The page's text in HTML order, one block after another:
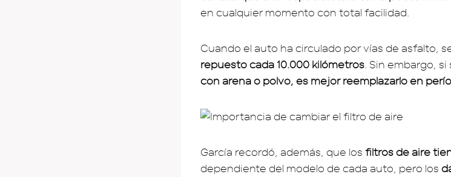
en cualquier momento con total facilidad.
Cuando el auto ha circulado por vías de asfalto,
repuesto cada 10.000 kilómetros. Sin embargo,
con arena o polvo, es mejor reemplazarlo en
García recordó, además, que los filtros de aire
dependiente del modelo de cada auto, pero los